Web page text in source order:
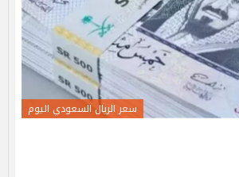
سعر الريال السعودي اليوم